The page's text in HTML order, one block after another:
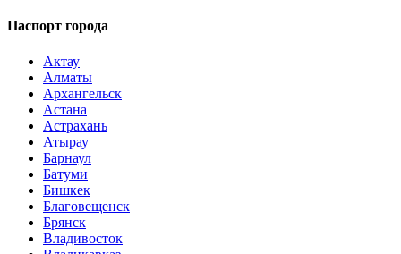
Паспорт города
Актау
Алматы
Архангельск
Астана
Астрахань
Атырау
Барнаул
Батуми
Бишкек
Благовещенск
Брянск
Владивосток